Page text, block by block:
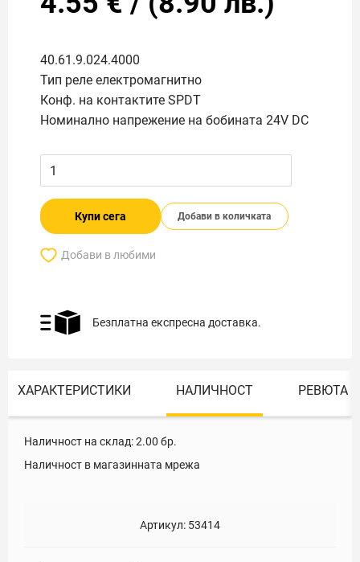
40.61.9.024.4000
Тип реле електромагнитно
Конф. на контактите SPDT
Номинално напрежение на бобината 24V DC
Купи сега Добави в количката
Добави в любими
Безплатна експресна доставка.
ХАРАКТЕРИСТИКИ НАЛИЧНОСТ РЕВЮТА
Наличност на склад:2.00 бр.
Наличност в магазинната мрежа
Артикул: 53414